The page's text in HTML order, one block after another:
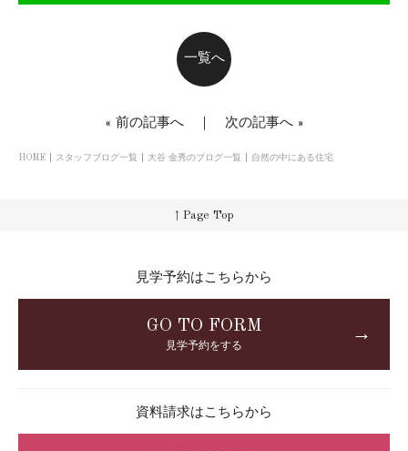
一覧へ
« 前の記事へ｜ 次の記事へ»
HOME スタッフブログ一覧 大谷 金秀のブログ一覧 自然の中にある住宅
↑ Page Top
見学予約はこちらから
GO TO FORM
見学予約をする
→
資料請求はこちらから